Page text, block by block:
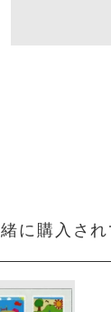
に購入さ